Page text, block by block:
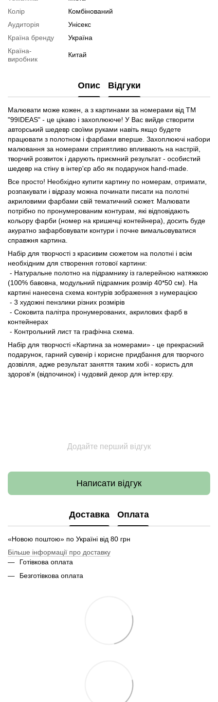
Колір
Комбінований
Аудиторія
Унісекс
Країна бренду
Україна
Країна-
виробник
Китай
Опис Відгуки
Малювати може кожен, а з картинами за номерами від ТМ
"99IDEAS" - це цікаво і захоплююче! У Вас вийде створити
авторський шедевр своїми руками навіть якщо будете
працювати з полотном і фарбами вперше. Захоплюючі набори
малювання за номерами сприятливо впливають на настрій,
творчий розвиток і дарують приємний результат - особистий
шедевр на стіну в інтер'єр або як подарунок hand-made.
Все просто! Необхідно купити картину по номерам, отримати,
розпакувати і відразу можна починати писати на полотні
акриловими фарбами свій тематичний сюжет. Малювати
потрібно по пронумерованим контурам, які відповідають
кольору фарби (номер на кришечці контейнера), досить буде
акуратно зафарбовувати контури і почне вимальовуватися
справжня картина.
Набір для творчості з красивим сюжетом на полотні і всім
необхідним для створення готової картини:
- Натуральне полотно на підрамнику із галерейною натяжкою
(100% бавовна, модульний підрамник розмір 40*50 см). На
картині нанесена схема контурів зображення з нумерацією
- 3 художні пензлики різних розмірів
- Соковита палітра пронумерованих, акрилових фарб в
контейнерах
- Контрольний лист та графічна схема.
Набір для творчості «Картина за номерами» - це прекрасний
подарунок, гарний сувенір і корисне придбання для творчого
дозвілля, адже результат заняття таким хобі - користь для
здоров'я (відпочинок) і чудовий декор для інтер:єру.
Додайте перший відгук
Написати відгук
Доставка Оплата
«Новою поштою» по Україні від 80 грн
Більше інформації про доставку
Готівкова оплата
Безготівкова оплата